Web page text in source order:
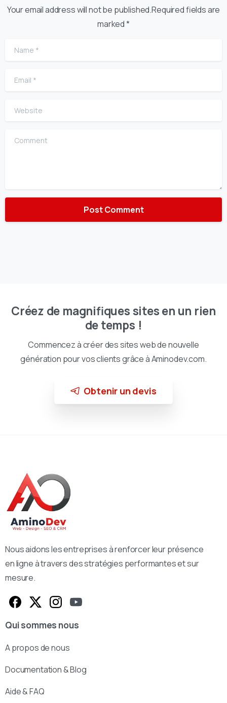
Your email address will not be published.Required fields are
marked *
Name
Email
Website
Comment
Créez de magnifiques sites en un rien
de temps !
Commencez à créer des sites web de nouvelle
génération pour vos clients grâce à Aminodev.com.
Obtenir un devis
Nous aidons les entreprises à renforcer leur présence
en ligne à travers des stratégies performantes et sur
mesure.
Qui sommes nous
A propos de nous
Documentation & Blog
Aide & FAQ